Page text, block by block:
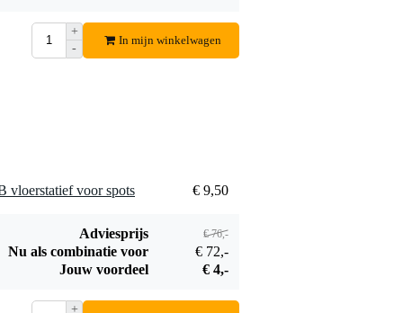
+
-
In mijn winkelwagen
voor spots € 9,50
Adviesprijs € 76,-
Nu als combinatie voor
€ 72,-
Jouw voordeel
€ 4,-
+